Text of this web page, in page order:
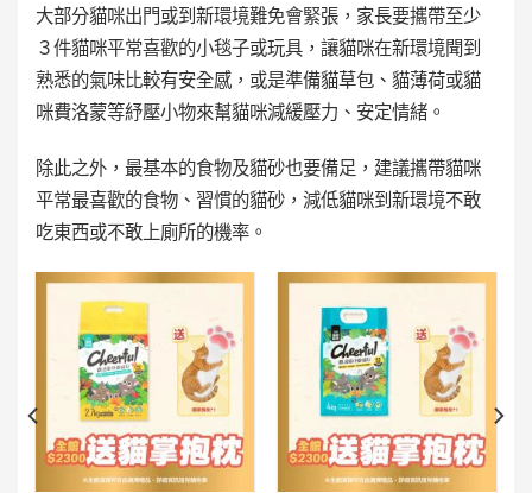
大部分貓咪出門或到新環境難免會緊張，家長要攜帶至少
３件貓咪平常喜歡的小毯子或玩具，讓貓咪在新環境聞到
熟悉的氣味比較有安全感，或是準備貓草包、貓薄荷或貓
咪費洛蒙等紓壓小物來幫貓咪減緩壓力、安定情緒。
除此之外，最基本的食物及貓砂也要備足，建議攜帶貓咪
平常最喜歡的食物、習慣的貓砂，減低貓咪到新環境不敢
吃東西或不敢上廁所的機率。